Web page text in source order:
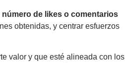
de likes o comentarios
obtenidas, y centrar esfuerzos
valor y que esté alineada con los